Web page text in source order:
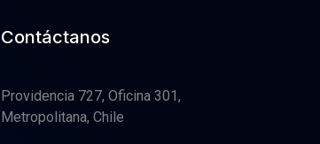
Contáctanos
Providencia 727, Oficina 301,
Metropolitana, Chile